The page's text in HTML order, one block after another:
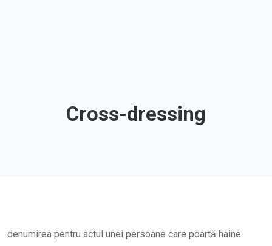
Cross-dressing
denumirea pentru actul unei persoane care poartă haine